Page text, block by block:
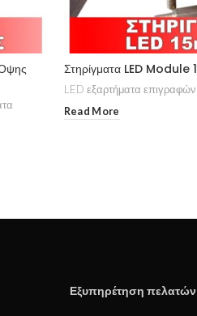
Στηρίγματα LED Module
LED εξαρτήματα επιγραφών
Read More
Εξυπηρέτηση πελατών